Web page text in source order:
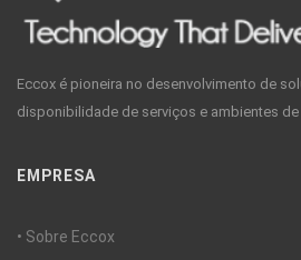
Eccox é pioneira no desenvolvimento de
disponibilidade de serviços e ambientes de
EMPRESA
• Sobre Eccox